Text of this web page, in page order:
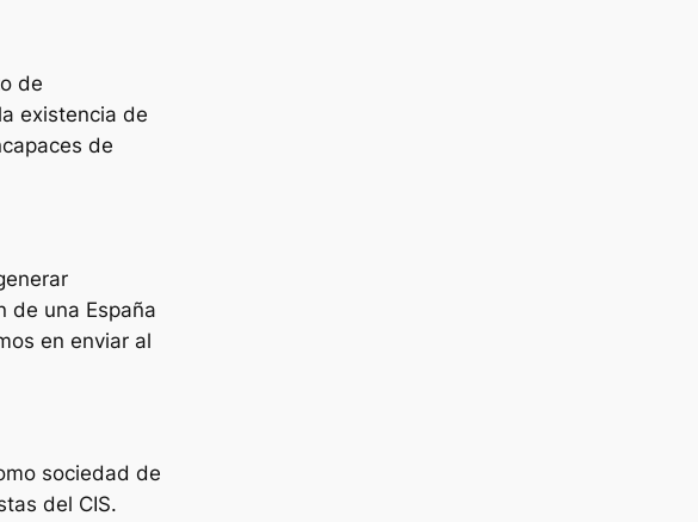
de
existencia de
de
de una España
en enviar al
sociedad de
del CIS.